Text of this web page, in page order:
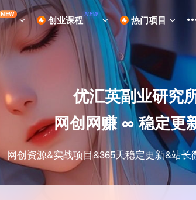
NEW 创业课程NEW 热门项目
优汇英副业研究
网创网赚 ∞ 稳定更
网创资源&实战项目&365天稳定更新&站长